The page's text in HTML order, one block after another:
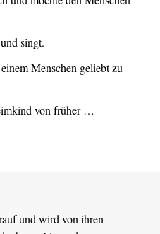
singt.
Menschen geliebt zu
von früher …
und wird von ihren